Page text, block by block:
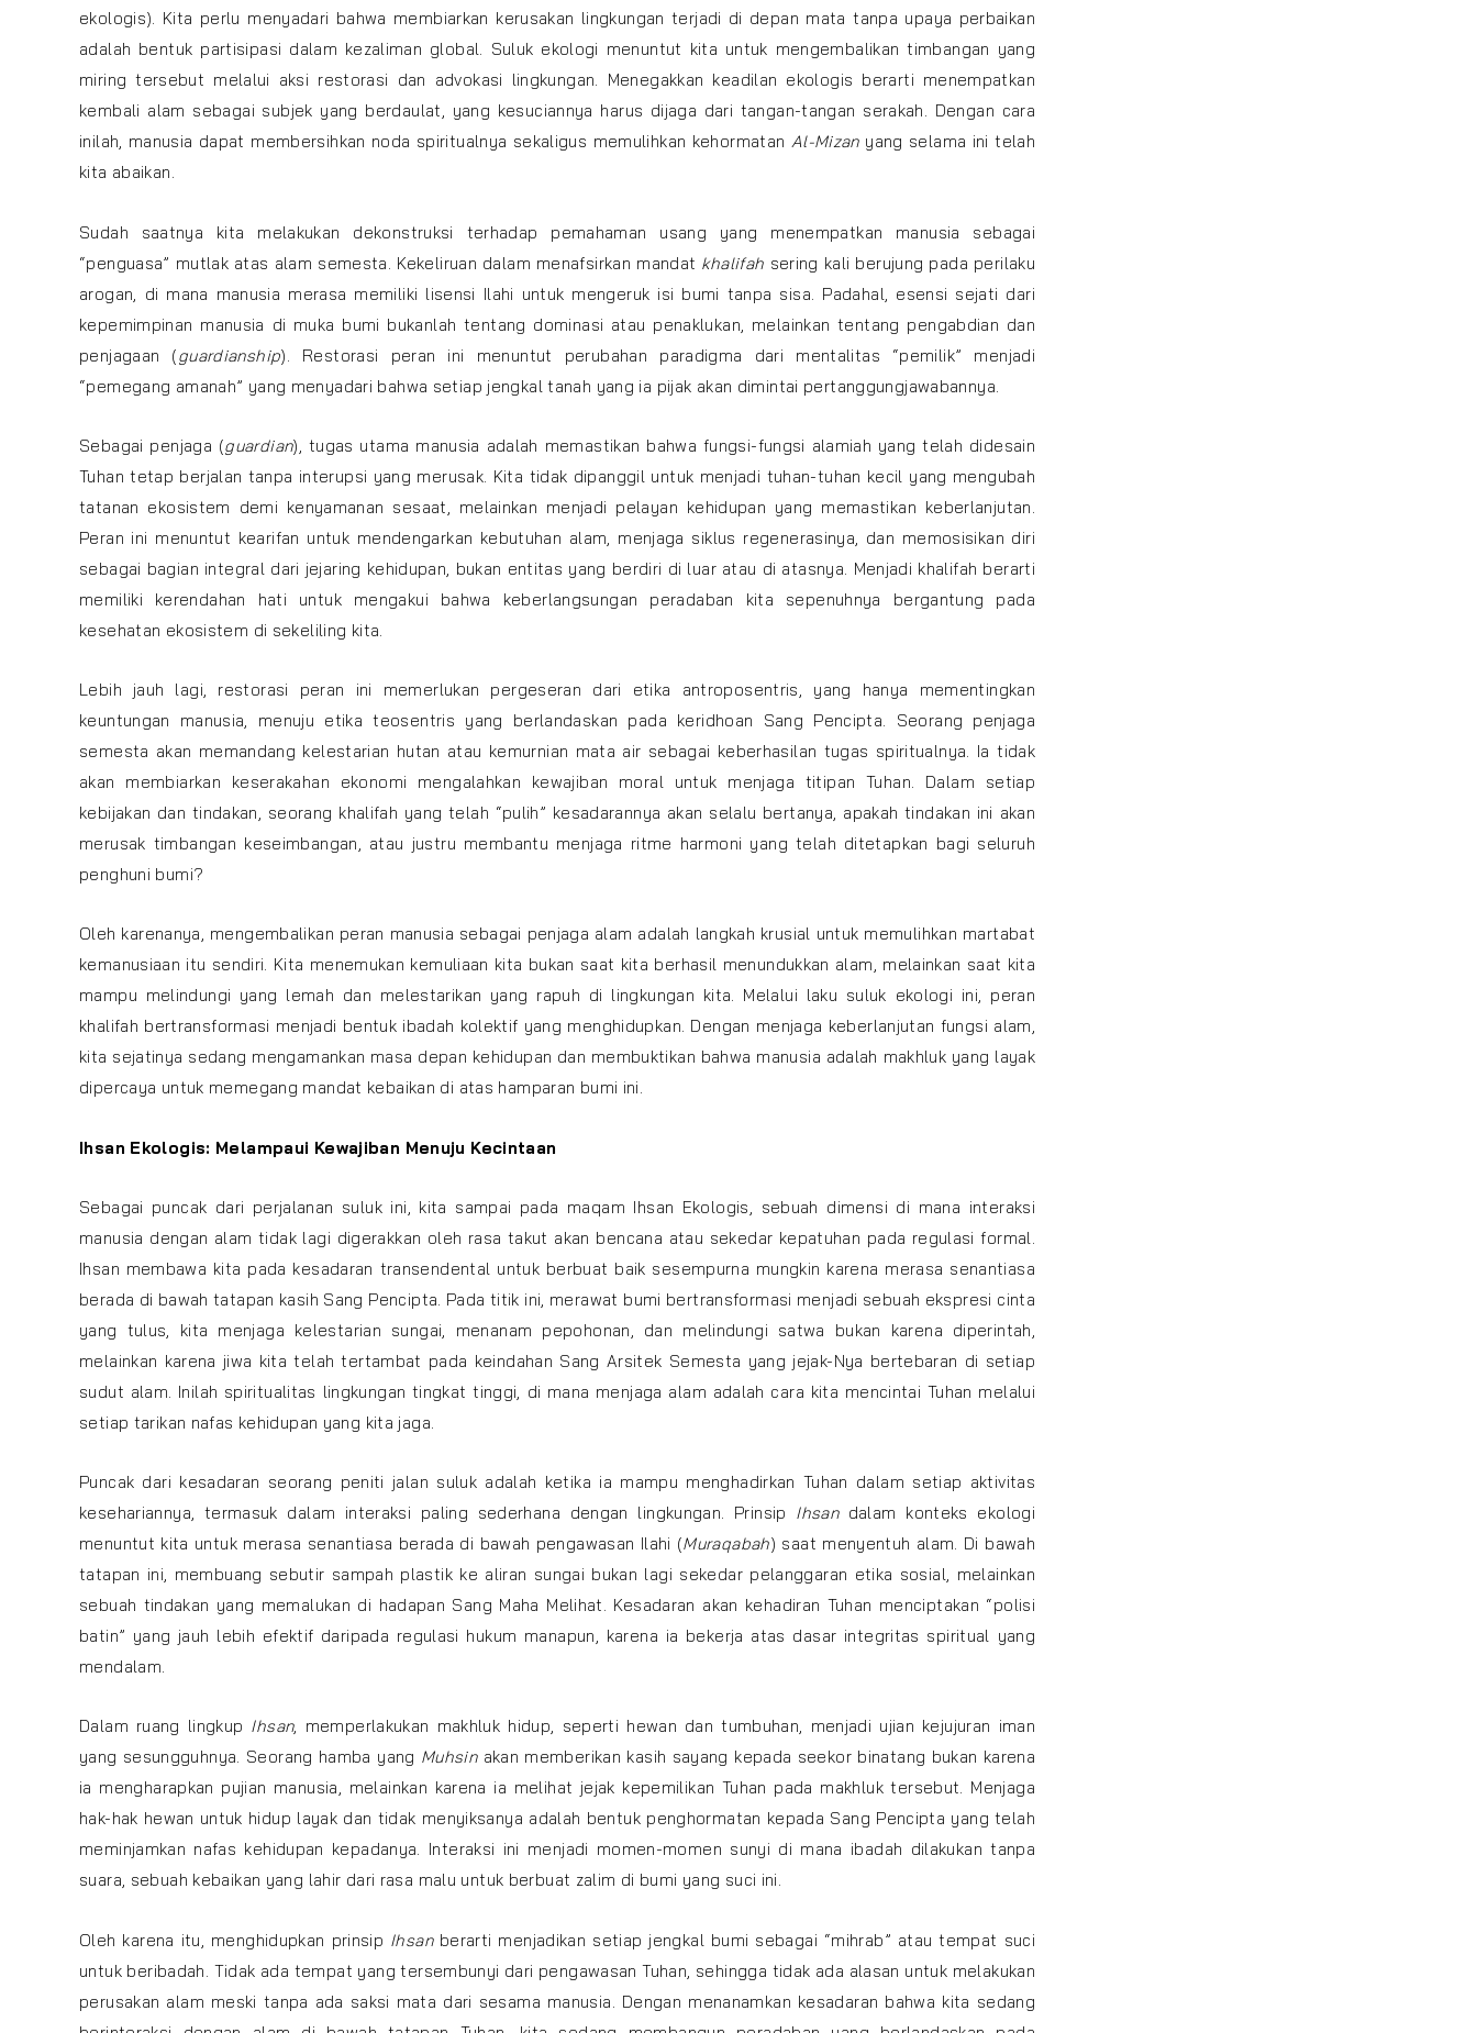
ekologis). Kita perlu menyadari bahwa membiarkan kerusakan lingkungan terjadi di depan mata tanpa upaya perbaikan
adalah bentuk partisipasi dalam kezaliman global. Suluk ekologi menuntut kita untuk mengembalikan timbangan yang
miring tersebut melalui aksi restorasi dan advokasi lingkungan. Menegakkan keadilan ekologis berarti menempatkan
kembali alam sebagai subjek yang berdaulat, yang kesuciannya harus dijaga dari tangan-tangan serakah. Dengan cara
inilah, manusia dapat membersihkan noda spiritualnya sekaligus memulihkan kehormatan Al-Mizanyang selama ini telah
kita abaikan.
Sudah saatnya kita melakukan dekonstruksi terhadap pemahaman usang yang menempatkan manusia sebagai
“penguasa” mutlak atas alam semesta. Kekeliruan dalam menafsirkan mandat khalifah sering kali berujung pada perilaku
arogan, di mana manusia merasa memiliki lisensi Ilahi untuk mengeruk isi bumi tanpa sisa. Padahal, esensi sejati dari
kepemimpinan manusia di muka bumi bukanlah tentang dominasi atau penaklukan, melainkan tentang pengabdian dan
penjagaan (guardianship). Restorasi peran ini menuntut perubahan paradigma dari mentalitas “pemilik” menjadi
“pemegang amanah” yang menyadari bahwa setiap jengkal tanah yang ia pijak akan dimintai pertanggungjawabannya.
Sebagai penjaga (guardian), tugas utama manusia adalah memastikan bahwa fungsi-fungsi alamiah yang telah didesain
Tuhan tetap berjalan tanpa interupsi yang merusak. Kita tidak dipanggil untuk menjadi tuhan-tuhan kecil yang mengubah
tatanan ekosistem demi kenyamanan sesaat, melainkan menjadi pelayan kehidupan yang memastikan keberlanjutan.
Peran ini menuntut kearifan untuk mendengarkan kebutuhan alam, menjaga siklus regenerasinya, dan memosisikan diri
sebagai bagian integral dari jejaring kehidupan, bukan entitas yang berdiri di luar atau di atasnya. Menjadi khalifah berarti
memiliki kerendahan hati untuk mengakui bahwa keberlangsungan peradaban kita sepenuhnya bergantung pada
kesehatan ekosistem di sekeliling kita.
Lebih jauh lagi, restorasi peran ini memerlukan pergeseran dari etika antroposentris, yang hanya mementingkan
keuntungan manusia, menuju etika teosentris yang berlandaskan pada keridhoan Sang Pencipta. Seorang penjaga
semesta akan memandang kelestarian hutan atau kemurnian mata air sebagai keberhasilan tugas spiritualnya. Ia tidak
akan membiarkan keserakahan ekonomi mengalahkan kewajiban moral untuk menjaga titipan Tuhan. Dalam setiap
kebijakan dan tindakan, seorang khalifah yang telah “pulih” kesadarannya akan selalu bertanya, apakah tindakan ini akan
merusak timbangan keseimbangan, atau justru membantu menjaga ritme harmoni yang telah ditetapkan bagi seluruh
penghuni bumi?
Oleh karenanya, mengembalikan peran manusia sebagai penjaga alam adalah langkah krusial untuk memulihkan martabat
kemanusiaan itu sendiri. Kita menemukan kemuliaan kita bukan saat kita berhasil menundukkan alam, melainkan saat kita
mampu melindungi yang lemah dan melestarikan yang rapuh di lingkungan kita. Melalui laku suluk ekologi ini, peran
khalifah bertransformasi menjadi bentuk ibadah kolektif yang menghidupkan. Dengan menjaga keberlanjutan fungsi alam,
kita sejatinya sedang mengamankan masa depan kehidupan dan membuktikan bahwa manusia adalah makhluk yang layak
dipercaya untuk memegang mandat kebaikan di atas hamparan bumi ini.
Ihsan Ekologis: Melampaui Kewajiban Menuju Kecintaan
Sebagai puncak dari perjalanan suluk ini, kita sampai pada maqam Ihsan Ekologis, sebuah dimensi di mana interaksi
manusia dengan alam tidak lagi digerakkan oleh rasa takut akan bencana atau sekedar kepatuhan pada regulasi formal.
Ihsan membawa kita pada kesadaran transendental untuk berbuat baik sesempurna mungkin karena merasa senantiasa
berada di bawah tatapan kasih Sang Pencipta. Pada titik ini, merawat bumi bertransformasi menjadi sebuah ekspresi cinta
yang tulus, kita menjaga kelestarian sungai, menanam pepohonan, dan melindungi satwa bukan karena diperintah,
melainkan karena jiwa kita telah tertambat pada keindahan Sang Arsitek Semesta yang jejak-Nya bertebaran di setiap
sudut alam. Inilah spiritualitas lingkungan tingkat tinggi, di mana menjaga alam adalah cara kita mencintai Tuhan melalui
setiap tarikan nafas kehidupan yang kita jaga.
Puncak dari kesadaran seorang peniti jalan suluk adalah ketika ia mampu menghadirkan Tuhan dalam setiap aktivitas
kesehariannya, termasuk dalam interaksi paling sederhana dengan lingkungan. Prinsip Ihsandalam konteks ekologi
menuntut kita untuk merasa senantiasa berada di bawah pengawasan Ilahi (Muraqabah) saat menyentuh alam. Di bawah
tatapan ini, membuang sebutir sampah plastik ke aliran sungai bukan lagi sekedar pelanggaran etika sosial, melainkan
sebuah tindakan yang memalukan di hadapan Sang Maha Melihat. Kesadaran akan kehadiran Tuhan menciptakan “polisi
batin” yang jauh lebih efektif daripada regulasi hukum manapun, karena ia bekerja atas dasar integritas spiritual yang
mendalam.
Dalam ruang lingkup Ihsan, memperlakukan makhluk hidup, seperti hewan dan tumbuhan, menjadi ujian kejujuran iman
yang sesungguhnya. Seorang hamba yang Muhsinakan memberikan kasih sayang kepada seekor binatang bukan karena
ia mengharapkan pujian manusia, melainkan karena ia melihat jejak kepemilikan Tuhan pada makhluk tersebut. Menjaga
hak-hak hewan untuk hidup layak dan tidak menyiksanya adalah bentuk penghormatan kepada Sang Pencipta yang telah
meminjamkan nafas kehidupan kepadanya. Interaksi ini menjadi momen-momen sunyi di mana ibadah dilakukan tanpa
suara, sebuah kebaikan yang lahir dari rasa malu untuk berbuat zalim di bumi yang suci ini.
Oleh karena itu, menghidupkan prinsip Ihsanberarti menjadikan setiap jengkal bumi sebagai “mihrab” atau tempat suci
untuk beribadah. Tidak ada tempat yang tersembunyi dari pengawasan Tuhan, sehingga tidak ada alasan untuk melakukan
perusakan alam meski tanpa ada saksi mata dari sesama manusia. Dengan menanamkan kesadaran bahwa kita sedang